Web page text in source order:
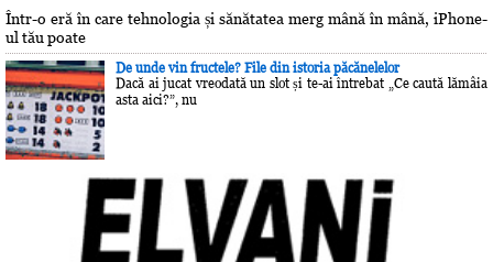
Într-o eră în care tehnologia și sănătatea merg mână în mână, iPhone-
ul tău poate
De unde vin fructele? File din istoria păcănelelor
Dacă ai jucat vreodată un slot și te-ai întrebat „Ce caută lămâia
asta aici?”, nu